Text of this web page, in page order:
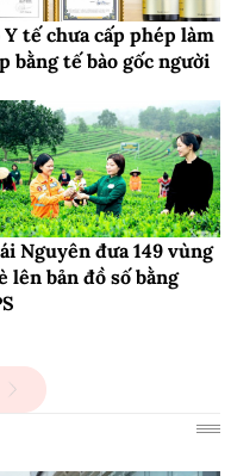
Y tế chưa cấp phép làm
bằng tế bào gốc người
Nguyên đưa 149 vùng
lên bản đồ số bằng